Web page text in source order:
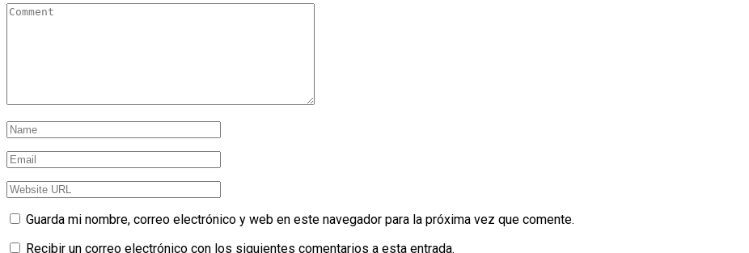
Guarda mi nombre, correo electrónico y web en este navegador para la próxima vez que comente.
Recibir un correo electrónico con los siguientes comentarios a esta entrada.